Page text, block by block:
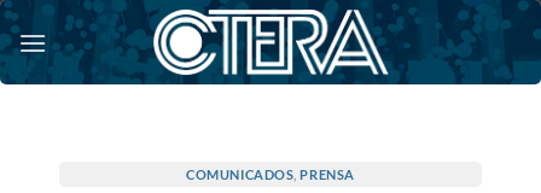
Saltar
al
contenido
COMUNICADOS ,PRENSA